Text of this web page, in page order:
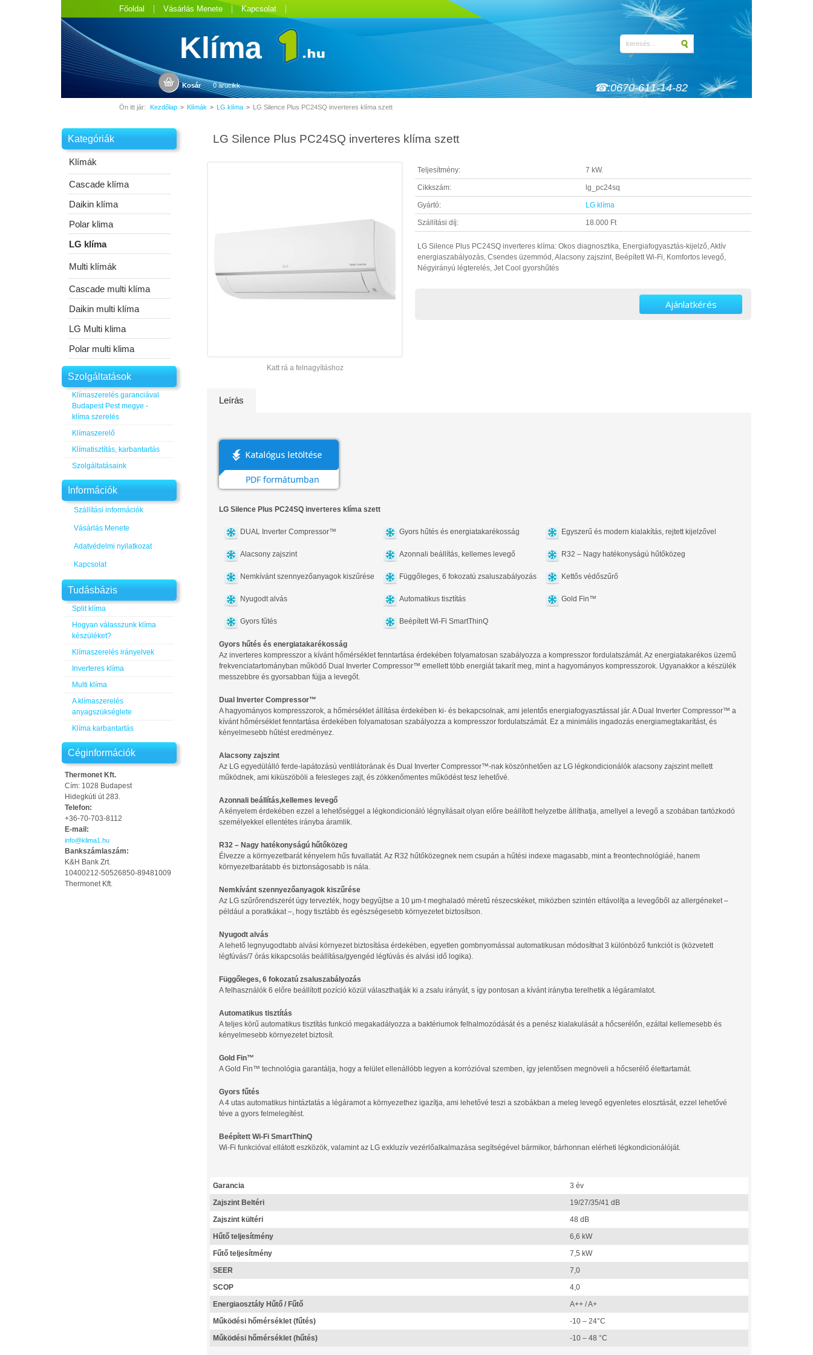
Főoldal Vásárlás Menete Kapcsolat
Kosár 0 árucikk
Klíma
☎:0670-611-14-82
Ön itt jár: Kezdőlap > Klímák > LG klíma > LG Silence Plus PC24SQ inverteres klíma szett
LG Silence Plus PC24SQ inverteres klíma szett
Katt rá a felnagyításhoz
Teljesítmény: 7 kW.
Cikkszám: lg_pc24sq
Gyártó: LG klíma
Szállítási díj: 18.000 Ft
LG Silence Plus PC24SQ inverteres klíma: Okos diagnosztika, Energiafogyasztás-kijelző, Aktív
energiaszabályozás, Csendes üzemmód, Alacsony zajszint, Beépített Wi-Fi, Komfortos levegő,
Négyirányú légterelés, Jet Cool gyorshűtés
Ajánlatkérés
Leírás
LG Silence Plus PC24SQ inverteres klíma szett
DUAL Inverter Compressor™ Gyors hűtés és energiatakarékosság Egyszerű és modern kialakítás, rejtett kijelzővel
Alacsony zajszint Azonnali beállítás, kellemes levegő R32 – Nagy hatékonyságú hűtőközeg
Nemkívánt szennyezőanyagok kiszűrése Függőleges, 6 fokozatú zsaluszabályozás Kettős védőszűrő
Nyugodt alvás Automatikus tisztítás Gold Fin™
Gyors fűtés Beépített Wi-Fi SmartThinQ
Gyors hűtés és energiatakarékosság
Az inverteres kompresszor a kívánt hőmérséklet fenntartása érdekében folyamatosan szabályozza a kompresszor fordulatszámát. Az energiatakarékos üzemű
frekvenciatartományban működő Dual Inverter Compressor™ emellett több energiát takarít meg, mint a hagyományos kompresszorok. Ugyanakkor a készülék
messzebbre és gyorsabban fújja a levegőt.
Dual Inverter Compressor™
A hagyományos kompresszorok, a hőmérséklet állítása érdekében ki- és bekapcsolnak, ami jelentős energiafogyasztással jár. A Dual Inverter Compressor™ a
kívánt hőmérséklet fenntartása érdekében folyamatosan szabályozza a kompresszor fordulatszámát. Ez a minimális ingadozás energiamegtakarítást, és
kényelmesebb hűtést eredményez.
Alacsony zajszint
Az LG egyedülálló ferde-lapátozású ventilátorának és Dual Inverter Compressor™-nak köszönhetően az LG légkondicionálók alacsony zajszint mellett
működnek, ami kiküszöböli a felesleges zajt, és zökkenőmentes működést tesz lehetővé.
Azonnali beállítás,kellemes levegő
A kényelem érdekében ezzel a lehetőséggel a légkondicionáló légnyílásait olyan előre beállított helyzetbe állíthatja, amellyel a levegő a szobában tartózkodó
személyekkel ellentétes irányba áramlik.
R32 – Nagy hatékonyságú hűtőközeg
Élvezze a környezetbarát kényelem hűs fuvallatát. Az R32 hűtőközegnek nem csupán a hűtési indexe magasabb, mint a freontechnológiáé, hanem
környezetbarátabb és biztonságosabb is nála.
Nemkívánt szennyezőanyagok kiszűrése
Az LG szűrőrendszerét úgy tervezték, hogy begyűjtse a 10 μm-t meghaladó méretű részecskéket, miközben szintén eltávolítja a levegőből az allergéneket –
például a poratkákat –, hogy tisztább és egészségesebb környezetet biztosítson.
Nyugodt alvás
A lehető legnyugodtabb alvási környezet biztosítása érdekében, egyetlen gombnyomással automatikusan módosíthat 3 különböző funkciót is (közvetett
légfúvás/7 órás kikapcsolás beállítása/gyengéd légfúvás és alvási idő logika).
Függőleges, 6 fokozatú zsaluszabályozás
A felhasználók 6 előre beállított pozíció közül választhatják ki a zsalu irányát, s így pontosan a kívánt irányba terelhetik a légáramlatot.
Automatikus tisztítás
A teljes körű automatikus tisztítás funkció megakadályozza a baktériumok felhalmozódását és a penész kialakulását a hőcserélőn, ezáltal kellemesebb és
kényelmesebb környezetet biztosít.
Gold Fin™
A Gold Fin™ technológia garantálja, hogy a felület ellenállóbb legyen a korrózióval szemben, így jelentősen megnöveli a hőcserélő élettartamát.
Gyors fűtés
A 4 utas automatikus hintáztatás a légáramot a környezethez igazítja, ami lehetővé teszi a szobákban a meleg levegő egyenletes elosztását, ezzel lehetővé
téve a gyors felmelegítést.
Beépített Wi-Fi SmartThinQ
Wi-Fi funkcióval ellátott eszközök, valamint az LG exkluzív vezérlőalkalmazása segítségével bármikor, bárhonnan elérheti légkondicionálóját.
Garancia
3 év
Zajszint Beltéri
19/27/35/41 dB
Zajszint kültéri
48 dB
Hűtő teljesítmény
6,6 kW
Fűtő teljesítmény
7,5 kW
SEER
7,0
SCOP
4,0
Energiaosztály Hűtő / Fűtő
A++ / A+
Működési hőmérséklet (fűtés)
-10 – 24°C
Működési hőmérséklet (hűtés)
-10 – 48 °C
Kategóriák
Klímák
Cascade klíma
Daikin klíma
Polar klima
LG klíma
Multi klímák
Cascade multi klíma
Daikin multi klíma
LG Multi klima
Polar multi klima
Szolgáltatások
Klímaszerelés garanciával
Budapest Pest megye -
klíma szerelés
Klímaszerelő
Klímatisztítás, karbantartás
Szolgáltatásaink
Információk
Szállítási információk
Vásárlás Menete
Adatvédelmi nyilatkozat
Kapcsolat
Tudásbázis
Split klíma
Hogyan válasszunk klíma
készüléket?
Klímaszerelés irányelvek
Inverteres klíma
Multi klíma
A klímaszerelés
anyagszükséglete
Klíma karbantartás
Céginformációk
Thermonet Kft.
Cím: 1028 Budapest
Hidegkúti út 283.
Telefon:
+36-70-703-8112
E-mail:
info@klima1.hu
Bankszámlaszám:
K&H Bank Zrt.
10400212-50526850-89481009
Thermonet Kft.